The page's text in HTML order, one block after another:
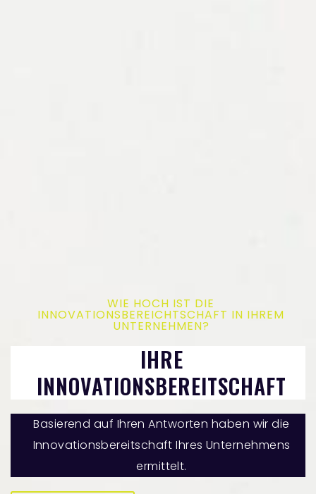
WIE HOCH IST DIE
INNOVATIONSBEREICHTSCHAFT IN IHREM
UNTERNEHMEN?
IHRE
INNOVATIONSBEREITSCHAFT
Basierend auf Ihren Antworten haben wir die
Innovationsbereitschaft Ihres Unternehmens
ermittelt.